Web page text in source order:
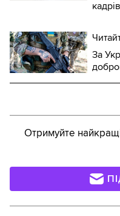
За
Отримуйте